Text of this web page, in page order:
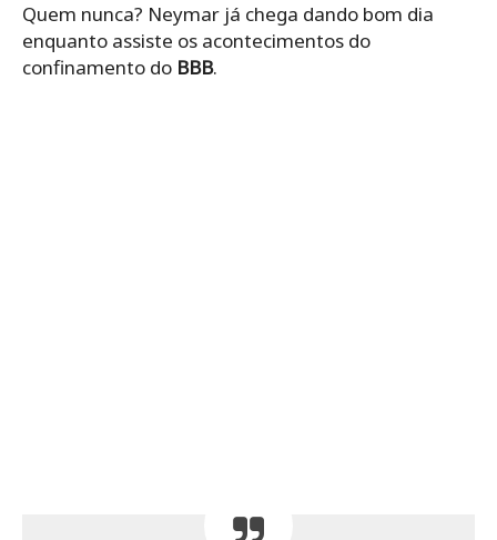
Quem nunca? Neymar já chega dando bom dia
enquanto assiste os acontecimentos do
confinamento do BBB.